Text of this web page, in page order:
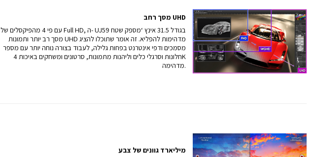
מסך רחב UHD
עם פי 4 מהפיקסלים של Full HD, ה- UJ59 בגודל 31.5 אינץ ‘מספק שטח
מסך רב יותר ותמונות UHD מדהימות להפליא. זה אומר שתוכלו להציג
מסמכים ודפי אינטרנט בפחות גלילה, לעבוד בצורה נוחה יותר עם מספר
חלונות וסרגלי כלים וליהנות מתמונות, סרטונים ומשחקים באיכות 4K
מדהימה.
מיליארד גוונים של צבע